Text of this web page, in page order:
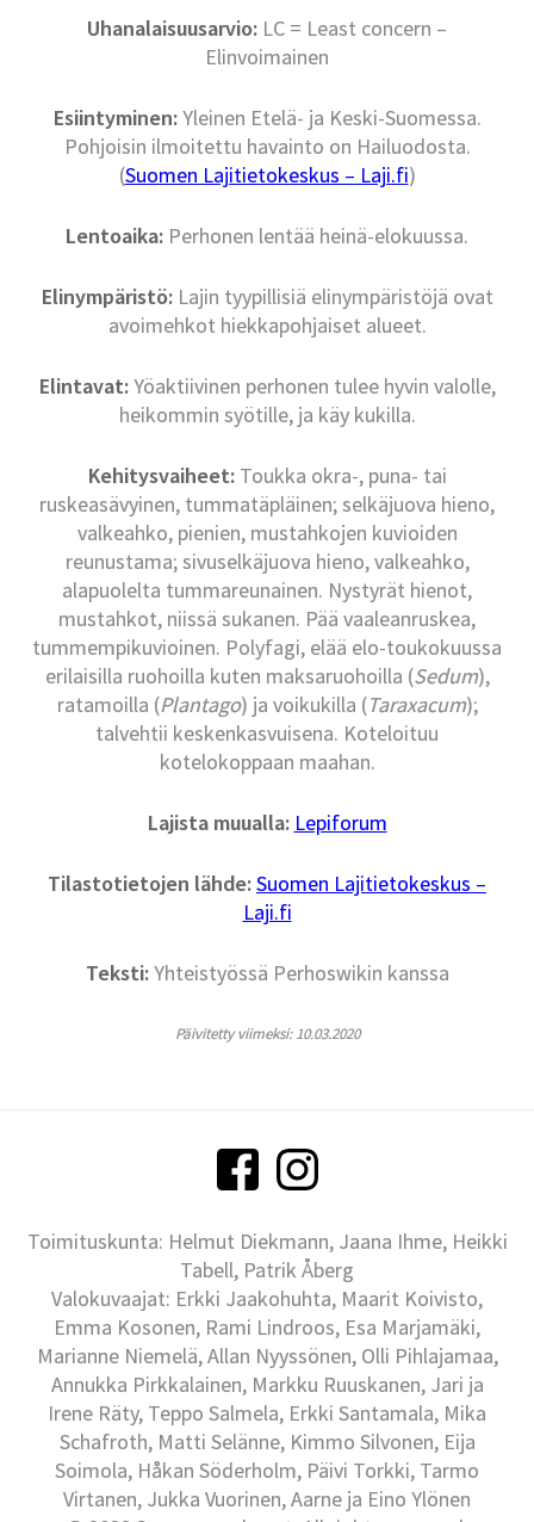
Uhanalaisuusarvio: LC = Least concern –
Elinvoimainen
Esiintyminen:Yleinen Etelä- ja Keski-Suomessa.
Pohjoisin ilmoitettu havainto on Hailuodosta.
(Suomen Lajitietokeskus – Laji.fi)
Lentoaika: Perhonen lentää heinä-elokuussa.
Elinympäristö:Lajin tyypillisiä elinympäristöjä ovat
avoimehkot hiekkapohjaiset alueet.
Elintavat:Yöaktiivinen perhonen tulee hyvin valolle,
heikommin syötille, ja käy kukilla.
Kehitysvaiheet:Toukka okra-, puna- tai
ruskeasävyinen, tummatäpläinen; selkäjuova hieno,
valkeahko, pienien, mustahkojen kuvioiden
reunustama; sivuselkäjuova hieno, valkeahko,
alapuolelta tummareunainen. Nystyrät hienot,
mustahkot, niissä sukanen. Pää vaaleanruskea,
tummempikuvioinen. Polyfagi, elää elo-toukokuussa
erilaisilla ruohoilla kuten maksaruohoilla (Sedum),
ratamoilla (Plantago) ja voikukilla (Taraxacum);
talvehtii keskenkasvuisena. Koteloituu
kotelokoppaan maahan.
Lajista muualla: Lepiforum
Tilastotietojen lähde:Suomen Lajitietokeskus –
Laji.fi
Teksti:Yhteistyössä Perhoswikin kanssa
Päivitetty viimeksi: 10.03.2020
Toimituskunta: Helmut Diekmann, Jaana Ihme, Heikki
Tabell, Patrik Åberg
Valokuvaajat: Erkki Jaakohuhta, Maarit Koivisto,
Emma Kosonen, Rami Lindroos, Esa Marjamäki,
Marianne Niemelä, Allan Nyyssönen, Olli Pihlajamaa,
Annukka Pirkkalainen, Markku Ruuskanen, Jari ja
Irene Räty, Teppo Salmela, Erkki Santamala, Mika
Schafroth, Matti Selänne, Kimmo Silvonen, Eija
Soimola, Håkan Söderholm, Päivi Torkki, Tarmo
Virtanen, Jukka Vuorinen, Aarne ja Eino Ylönen